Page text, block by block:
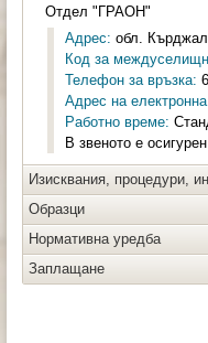
Отдел "ГРАОН"
Адрес: обл.
Код за
Телефон за връзка:
Адрес на
Работно време:
В звеното е
Изисквания, процедури,
Образци
Нормативна уредба
Заплащане